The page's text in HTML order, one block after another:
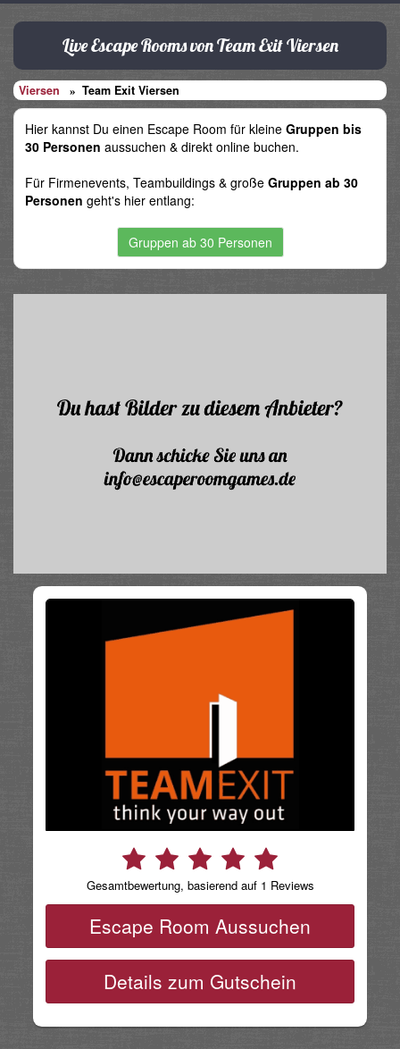
Live Escape Rooms von Team Exit Viersen
Viersen Team Exit Viersen
Hier kannst Du einen Escape Room für kleine Gruppen bis
30 Personen aussuchen & direkt online buchen.
Für Firmenevents, Teambuildings & große Gruppen ab 30
Personen geht's hier entlang:
Gruppen ab 30 Personen
Gesamtbewertung, basierend auf 1 Reviews
Escape Room Aussuchen
Details zum Gutschein